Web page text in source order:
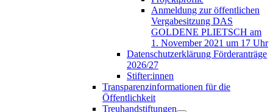
Anmeldung zur öffentlichen
Vergabesitzung DAS
GOLDENE PLIETSCH am
1. November 2021 um 17 Uhr
Datenschutzerklärung Förderanträge
2026/27
Stifter:innen
Transparenzinformationen für die
Öffentlichkeit
Treuhandstiftungen